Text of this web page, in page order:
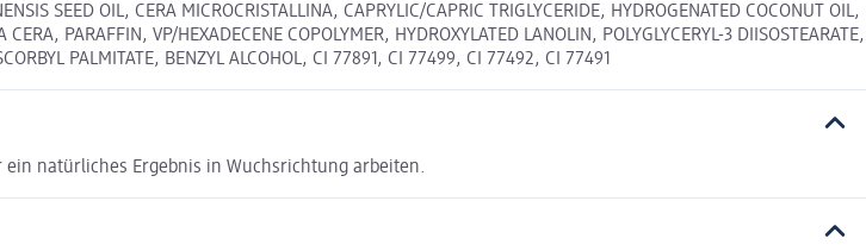
SEED OIL, CERA MICROCRISTALLINA, CAPRYLIC/CAPRIC TRIGLYCERIDE, HYDROGENATED COCONUT OIL,
PARAFFIN, VP/HEXADECENE COPOLYMER, HYDROXYLATED LANOLIN, POLYGLYCERYL-3 DIISOSTEARATE,
PALMITATE, BENZYL ALCOHOL, CI 77891, CI 77499, CI 77492, CI 77491
natürliches Ergebnis in Wuchsrichtung arbeiten.